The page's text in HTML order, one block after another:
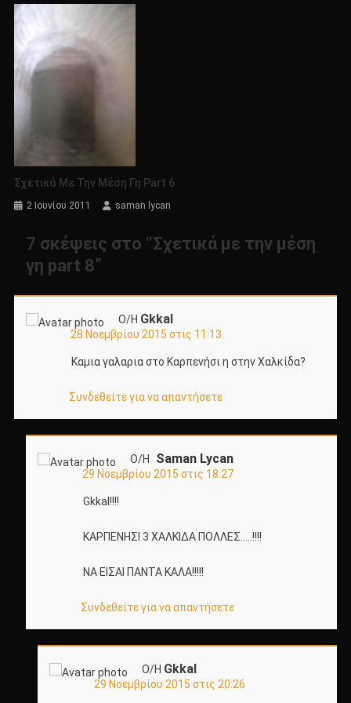
Σχετικά Με Την Μέση Γη Part 6
2 Ιουνίου 2011 saman lycan
7 σκέψεις στο “Σχετικά με την μέση
γη part 8”
Ο/Η Gkkal
28 Νοεμβρίου 2015 στις 11:13
Καμια γαλαρια στο Καρπενήσι η στην Χαλκίδα?
Συνδεθείτε για να απαντήσετε
Ο/Η Saman Lycan
29 Νοεμβρίου 2015 στις 18:27
Gkkal!!!!
ΚΑΡΠΕΝΗΣΙ 3 ΧΑΛΚΙΔΑ ΠΟΛΛΕΣ…..!!!!
ΝΑ ΕΙΣΑΙ ΠΑΝΤΑ ΚΑΛΑ!!!!!
Συνδεθείτε για να απαντήσετε
Ο/Η Gkkal
29 Νοεμβρίου 2015 στις 20:26